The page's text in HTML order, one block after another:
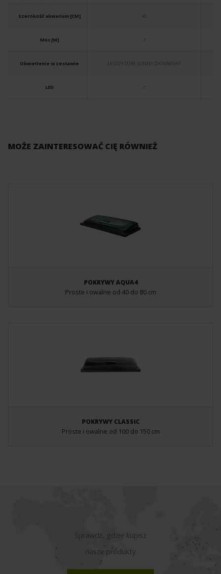
Szerokość akwarium [CM]
Moc [W]
Oświetlenie w zestawie
LED
40
7
LEDDY TUBE SUNNY DAY&NIGHT
✓
MOŻE ZAINTERESOWAĆ CIĘ RÓWNIEŻ
POKRYWY AQUA4
Proste i owalne od 40 do 80 cm
POKRYWY CLASSIC
Proste i owalne od 100 do 150 cm
Sprawdź, gdzie kupisz
nasze produkty